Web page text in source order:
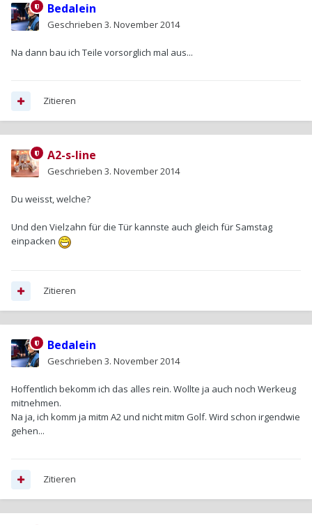
Bedalein
Geschrieben 3. November 2014
Na dann bau ich Teile vorsorglich mal aus...
Zitieren
A2-s-line
Geschrieben 3. November 2014
Du weisst, welche?
Und den Vielzahn für die Tür kannste auch gleich für Samstag
einpacken
Zitieren
Bedalein
Geschrieben 3. November 2014
Hoffentlich bekomm ich das alles rein. Wollte ja auch noch Werkeug
mitnehmen.
Na ja, ich komm ja mitm A2 und nicht mitm Golf. Wird schon irgendwie
gehen...
Zitieren